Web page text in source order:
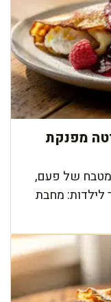
מפנקת
של פעם,
לילדות: מחבת